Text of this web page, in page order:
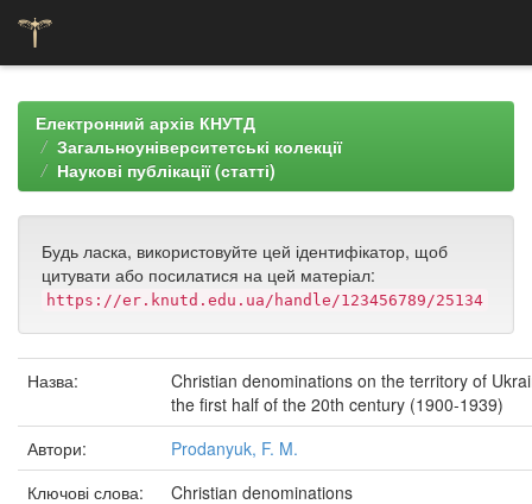
navigationЕлектронний архів КНУТД
Загальноуніверситетські колекції
Наукові публікації (статті)
Будь ласка, використовуйте цей ідентифікатор, щоб
цитувати або посилатися на цей матеріал:
https://er.knutd.edu.ua/handle/123456789/25134
Назва:
Christian denominations on the territory of
the first half of the 20th century (1900-1939)
Автори:
Prodanyuk, F. M.
Ключові слова:
Christian denominations